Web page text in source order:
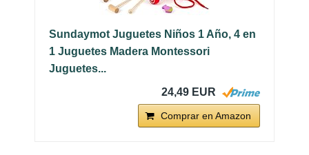
Sundaymot Juguetes Niños 1 Año, 4 en
1 Juguetes Madera Montessori
Juguetes...
24,49 EUR
Comprar en Amazon